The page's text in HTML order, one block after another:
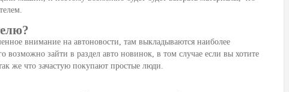
внимание на автоновости, там выкладываются наиболее
возможно зайти в раздел авто новинок, в том случае если вы хотите
же что зачастую покупают простые люди.